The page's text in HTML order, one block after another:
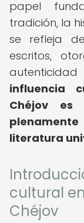
papel
tradición, la
se refleja
escritos,
autenticidad
influencia
Chéjov es
literatura
cultural
Chéjov